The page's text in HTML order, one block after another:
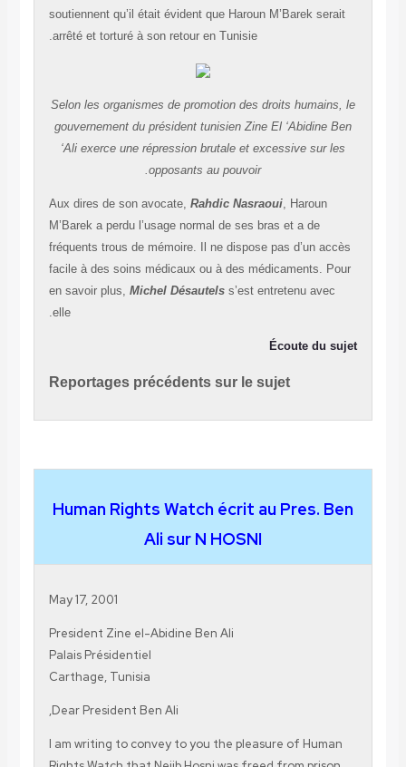
soutiennent qu’il était évident que Haroun M’Barek
arrêté et torturé à son retour en Tunisie.
Selon les organismes de promotion des droits
gouvernement du président tunisien Zine El
‘Ali exerce une répression brutale et excessive
opposants au pouvoir.
Aux dires de son avocate,Rahdic Nasraoui
M’Barek a perdu l’usage normal de ses bras et a
fréquents trous de mémoire. Il ne dispose pas
facile à des soins médicaux ou à des
en savoir plus,Michel Désautelss’est entretenu
Reportages précédents sur le sujet
Human Rights Watch écrit au
Ali sur N HOSNI
I am writing to convey to you the pleasure of